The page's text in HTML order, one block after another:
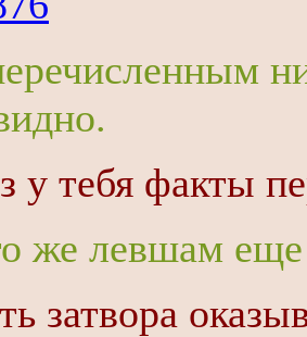
у тебя факты
же левшам еще
затвора